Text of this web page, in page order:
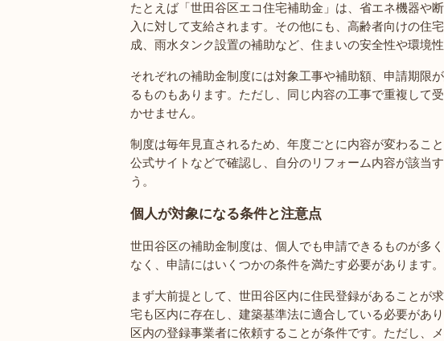
たとえば「世田谷区エコ住宅補助金」は、省エネ機器や
入に対して支給されます。その他にも、高齢者向けの住
成、雨水タンク設置の補助など、住まいの安全性や環境
それぞれの補助金制度には対象工事や補助額、申請期限
るものもあります。ただし、同じ内容の工事で重複して
かせません。
制度は毎年見直されるため、年度ごとに内容が変わるこ
公式サイトなどで確認し、自分のリフォーム内容が該当
う。
個人が対象になる条件と注意点
世田谷区の補助金制度は、個人でも申請できるものが多
なく、申請にはいくつかの条件を満たす必要があります。
まず大前提として、世田谷区内に住民登録があることが
宅も区内に存在し、建築基準法に適合している必要があ
区内の登録事業者に依頼することが条件です。ただし、